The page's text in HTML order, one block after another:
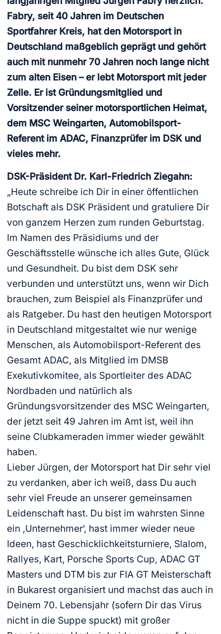
Fabry, seit 40 Jahren im Deutschen
Sportfahrer Kreis, hat den Motorsport in
Deutschland maßgeblich geprägt und gehört
auch mit nunmehr 70 Jahren noch lange nicht
zum alten Eisen – er lebt Motorsport mit jeder
Zelle. Er ist Gründungsmitglied und
Vorsitzender seiner motorsportlichen Heimat,
dem MSC Weingarten, Automobilsport-
Referent im ADAC, Finanzprüfer im DSK und
vieles mehr.
DSK-Präsident Dr. Karl-Friedrich Ziegahn:
„Heute schreibe ich Dir in einer öffentlichen
Botschaft als DSK Präsident und gratuliere Dir
von ganzem Herzen zum runden Geburtstag.
Im Namen des Präsidiums und der
Geschäftsstelle wünsche ich alles Gute, Glück
und Gesundheit. Du bist dem DSK sehr
verbunden und unterstützt uns, wenn wir Dich
brauchen, zum Beispiel als Finanzprüfer und
als Ratgeber. Du hast den heutigen Motorsport
in Deutschland mitgestaltet wie nur wenige
Menschen, als Automobilsport-Referent des
Gesamt ADAC, als Mitglied im DMSB
Exekutivkomitee, als Sportleiter des ADAC
Nordbaden und natürlich als
Gründungsvorsitzender des MSC Weingarten,
der jetzt seit 49 Jahren im Amt ist, weil ihn
seine Clubkameraden immer wieder gewählt
haben.
Lieber Jürgen, der Motorsport hat Dir sehr viel
zu verdanken, aber ich weiß, dass Du auch
sehr viel Freude an unserer gemeinsamen
Leidenschaft hast. Du bist im wahrsten Sinne
ein ‚Unternehmer‘, hast immer wieder neue
Ideen, hast Geschicklichkeitsturniere, Slalom,
Rallyes, Kart, Porsche Sports Cup, ADAC GT
Masters und DTM bis zur FIA GT Meisterschaft
in Bukarest organisiert und machst das auch in
Deinem 70. Lebensjahr (sofern Dir das Virus
nicht in die Suppe spuckt) mit großer